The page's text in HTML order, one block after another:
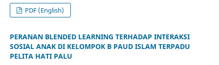
PDF (English)
PERANAN BLENDED LEARNING TERHADAP INTERAKSI
SOSIAL ANAK DI KELOMPOK B PAUD ISLAM TERPADU
PELITA HATI PALU